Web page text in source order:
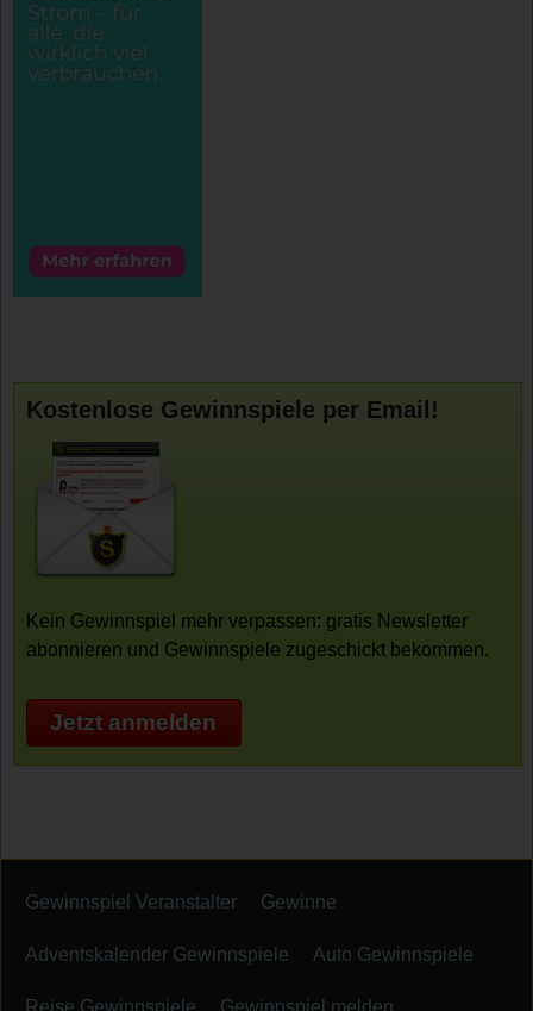
Kostenlose Gewinnspiele per Email!
Kein Gewinnspiel mehr verpassen: gratis Newsletter
abonnieren und Gewinnspiele zugeschickt bekommen.
Jetzt anmelden
Gewinnspiel Veranstalter Gewinne
Adventskalender Gewinnspiele Auto Gewinnspiele
Reise Gewinnspiele Gewinnspiel melden